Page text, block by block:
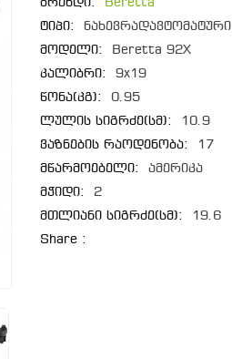
ბრენდი:
Beretta
ტიპი:
ნახევრადავტომატური
მოდელი:
Beretta 92X
კალიბრი:
9x19
წონა(კგ):
0.95
ლულის სიგრძე(სმ):
10.9
ვაზნების რაოდენობა:
17
მწარმოებელი:
ამერიკა
მჭიდი:
2
მთლიანი სიგრძე(სმ):
19.6
Share :